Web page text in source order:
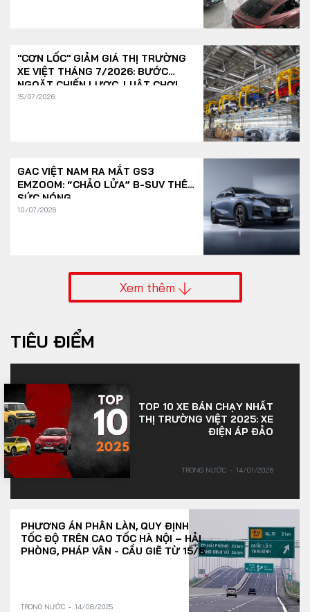
"CƠN LỐC" GIẢM GIÁ THỊ TRƯỜNG
XE VIỆT THÁNG 7/2026: BƯỚC
NGOẶT CHIẾN LƯỢC, LUẬT CHƠI
THAY ĐỔI
15/07/2026
GAC VIỆT NAM RA MẮT GS3
EMZOOM: “CHẢO LỬA” B-SUV THÊM
SỨC NÓNG
10/07/2026
Xem thêm
TIÊU ĐIỂM
TOP 10 XE BÁN CHẠY NHẤT
THỊ TRƯỜNG VIỆT 2025: XE
ĐIỆN ÁP ĐẢO
TRONG NƯỚC 14/01/2026
PHƯƠNG ÁN PHÂN LÀN, QUY ĐỊNH
TỐC ĐỘ TRÊN CAO TỐC HÀ NỘI – HẢI
PHÒNG, PHÁP VÂN - CẦU GIẼ TỪ 15/8
TRONG NƯỚC 14/08/2025